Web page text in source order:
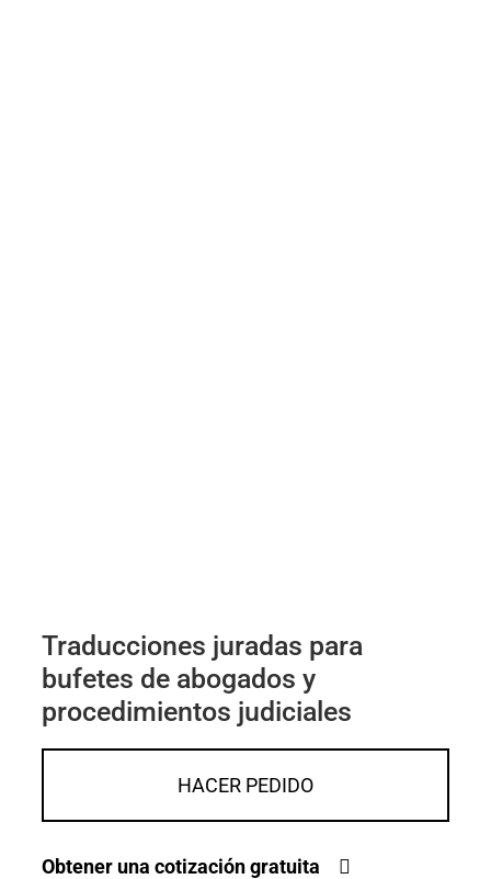
Traducciones juradas para
bufetes de abogados y
procedimientos judiciales
HACER PEDIDO
Obtener una cotización gratuita